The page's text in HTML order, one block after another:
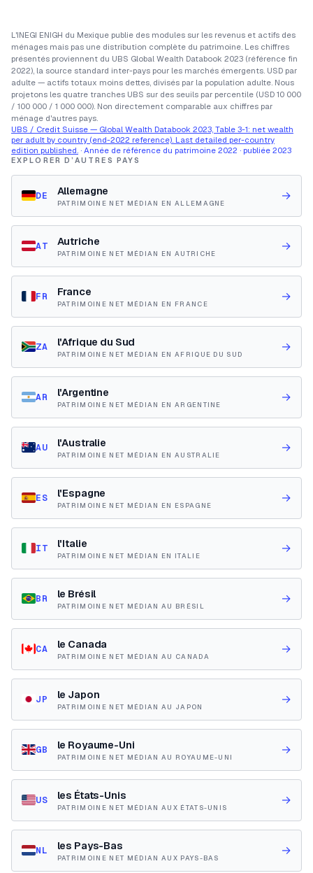
L'INEGI ENIGH du Mexique publie des modules sur les revenus et actifs des
ménages mais pas une distribution complète du patrimoine. Les chiffres
présentés proviennent du UBS Global Wealth Databook 2023 (référence fin
2022), la source standard inter-pays pour les marchés émergents. USD par
adulte — actifs totaux moins dettes, divisés par la population adulte. Nous
projetons les quatre tranches UBS sur des seuils par percentile (USD 10 000
/ 100 000 / 1 000 000). Non directement comparable aux chiffres par
ménage d'autres pays.
UBS / Credit Suisse — Global Wealth Databook 2023, Table 3-1: net wealth
per adult by country (end-2022 reference). Last detailed per-country
edition published. · Année de référence du patrimoine 2022 · publiée 2023
EXPLORER D’AUTRES PAYS
DE Allemagne
PATRIMOINE NET MÉDIAN EN ALLEMAGNE →
AT Autriche
PATRIMOINE NET MÉDIAN EN AUTRICHE →
FR France
PATRIMOINE NET MÉDIAN EN FRANCE →
ZA l'Afrique du Sud
PATRIMOINE NET MÉDIAN EN AFRIQUE DU SUD →
AR l'Argentine
PATRIMOINE NET MÉDIAN EN ARGENTINE →
AU l'Australie
PATRIMOINE NET MÉDIAN EN AUSTRALIE →
ES l'Espagne
PATRIMOINE NET MÉDIAN EN ESPAGNE →
IT l'Italie
PATRIMOINE NET MÉDIAN EN ITALIE →
BR le Brésil
PATRIMOINE NET MÉDIAN AU BRÉSIL →
CA le Canada
PATRIMOINE NET MÉDIAN AU CANADA →
JP le Japon
PATRIMOINE NET MÉDIAN AU JAPON →
GB le Royaume-Uni
PATRIMOINE NET MÉDIAN AU ROYAUME-UNI →
US les États-Unis
PATRIMOINE NET MÉDIAN AUX ÉTATS-UNIS →
NL les Pays-Bas
PATRIMOINE NET MÉDIAN AUX PAYS-BAS →